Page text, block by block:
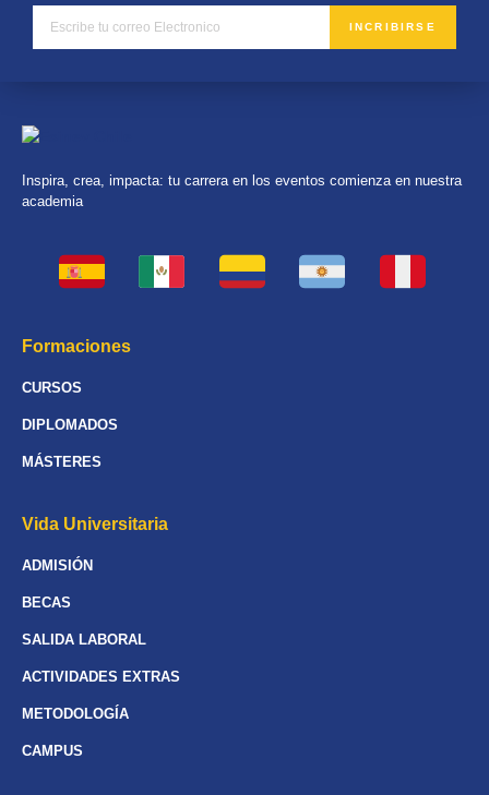
INCRIBIRSE
Inspira, crea, impacta: tu carrera en los eventos comienza en nuestra
academia
Formaciones
CURSOS
DIPLOMADOS
MÁSTERES
Vida Universitaria
ADMISIÓN
BECAS
SALIDA LABORAL
ACTIVIDADES EXTRAS
METODOLOGÍA
CAMPUS